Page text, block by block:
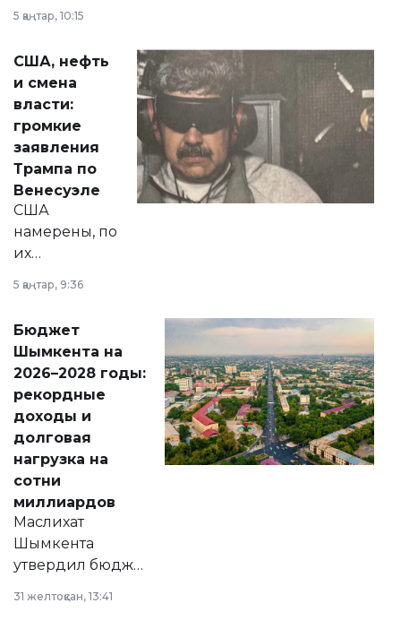
сразу несколько
актуальных тем —
от слухов о
политических
реформах до
вопросов армии,
экономики и
личного здоровья.
5 қаңтар, 10:15
США, нефть
и смена
власти:
громкие
заявления
Трампа по
Венесуэле
США
намерены, по
их
принести
народу
Венесуэлы.
5 қаңтар, 9:36
Бюджет
Шымкента на
2026–2028 годы:
рекордные
доходы и
долговая
нагрузка на
сотни
миллиардов
Маслихат
Шымкента
утвердил бюджет
2028 годы.
31 желтоқсан, 13:41